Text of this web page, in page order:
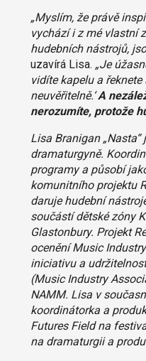
„Myslím, že právě
vychází i z mé vlastní
hudebních nástrojů,
uzavírá Lisa. „Je
vidíte kapelu a řeknete
neuvěřitelně.‘A
nerozumíte, protože
Lisa Branigan
dramaturgyně.
programy a působí
komunitního projektu
daruje hudební
součástí dětské zóny
Glastonbury. Projekt
ocenění Music
iniciativu a
(Music Industry
NAMM. Lisa v
koordinátorka a
Futures Field na
na dramaturgii a